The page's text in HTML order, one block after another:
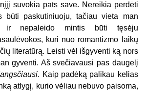
suvokia pats save. Nereikia perdėti
būti paskutiniuoju, tačiau vieta man
ir nepaleido mintis būti tęsėju
kuri nuo romantizmo laikų
literatūrą. Leisti vėl išgyventi ką nors
gyventi. Aš svečiavausi pas daugelį
. Kaip padėką palikau kelias
atlygį, kurio vėliau nebuvo paisoma,